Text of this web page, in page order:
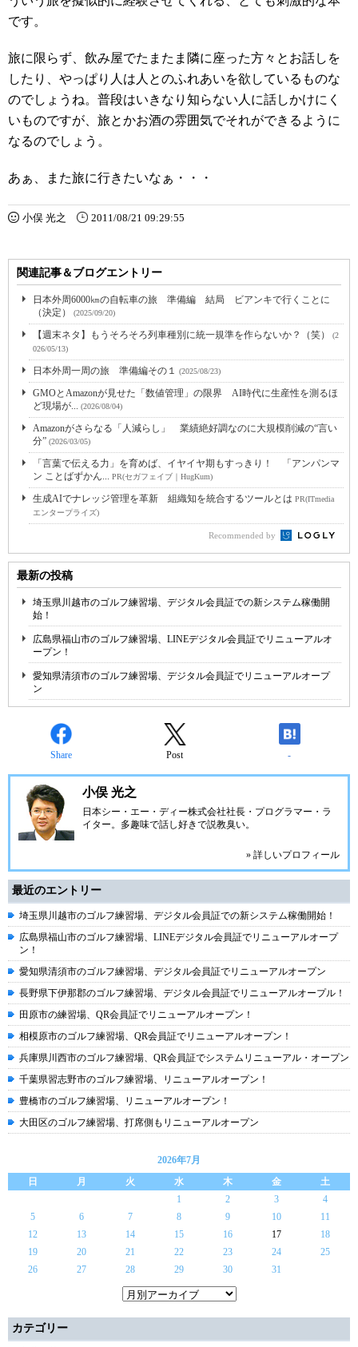
です。
旅に限らず、飲み屋でたまたま隣に座った方々とお話しを
したり、やっぱり人は人とのふれあいを欲しているものな
のでしょうね。普段はいきなり知らない人に話しかけにく
いものですが、旅とかお酒の雰囲気でそれができるように
なるのでしょう。
あぁ、また旅に行きたいなぁ・・・
小俣 光之 2011/08/21 09:29:55
関連記事＆ブログエントリー
日本外周6000㎞の自転車の旅 準備編 結局 ビアンキで行くことに
（決定）
(2025/09/20)
【週末ネタ】もうそろそろ列車種別に統一規準を作らないか？（笑）
(2
026/05/13)
日本外周一周の旅 準備編その１ (2025/08/23)
GMOとAmazonが見せた「数値管理」の限界 AI時代に生産性を測るほ
ど現場が... (2026/08/04)
Amazonがさらなる「人減らし」 業績絶好調なのに大規模削減の“言い
分” (2026/03/05)
「言葉で伝える力」を育めば、イヤイヤ期もすっきり！ 「アンパンマ
ン ことばずかん... PR(セガフェイブ｜HugKum)
生成AIでナレッジ管理を革新 組織知を統合するツールとは PR(ITmedia
エンタープライズ)
Recommended by
最新の投稿
埼玉県川越市のゴルフ練習場、デジタル会員証での新システム稼働開
始！
広島県福山市のゴルフ練習場、LINEデジタル会員証でリニューアルオ
ープン！
愛知県清須市のゴルフ練習場、デジタル会員証でリニューアルオープ
ン
Share Post -
小俣 光之
日本シー・エー・ディー株式会社社長・プログラマー・ラ
イター。多趣味で話し好きで説教臭い。
» 詳しいプロフィール
最近のエントリー
埼玉県川越市のゴルフ練習場、デジタル会員証での新システム稼働開始！
広島県福山市のゴルフ練習場、LINEデジタル会員証でリニューアルオープ
ン！
愛知県清須市のゴルフ練習場、デジタル会員証でリニューアルオープン
長野県下伊那郡のゴルフ練習場、デジタル会員証でリニューアルオープル！
田原市の練習場、QR会員証でリニューアルオープン！
相模原市のゴルフ練習場、QR会員証でリニューアルオープン！
兵庫県川西市のゴルフ練習場、QR会員証でシステムリニューアル・オープン
千葉県習志野市のゴルフ練習場、リニューアルオープン！
豊橋市のゴルフ練習場、リニューアルオープン！
大田区のゴルフ練習場、打席側もリニューアルオープン
2026年7月
日
月 火 水 木 金
土
1
2 3
4
5
6 7 8 9 10
11
12
13 14 15 16 17
18
19
20 21 22 23 24
25
26
27 28 29 30 31
カテゴリー